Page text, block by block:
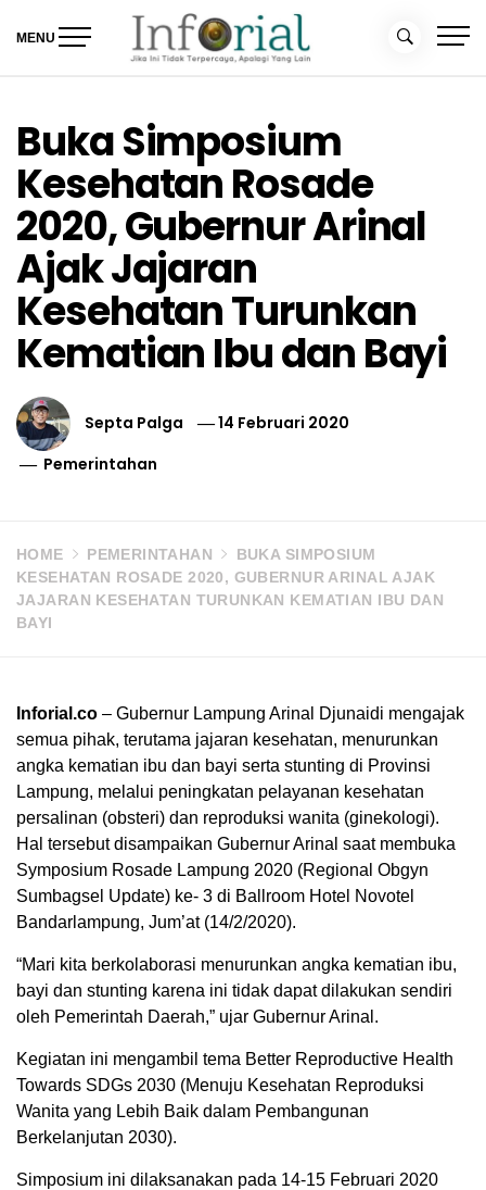
MENU
Buka Simposium
Kesehatan Rosade
2020, Gubernur Arinal
Ajak Jajaran
Kesehatan Turunkan
Kematian Ibu dan Bayi
Septa Palga
14 Februari 2020
Pemerintahan
HOME PEMERINTAHAN
BUKA SIMPOSIUM
KESEHATAN ROSADE 2020, GUBERNUR ARINAL AJAK
JAJARAN KESEHATAN TURUNKAN KEMATIAN IBU DAN
BAYI
Inforial.co – Gubernur Lampung Arinal Djunaidi mengajak
semua pihak, terutama jajaran kesehatan, menurunkan
angka kematian ibu dan bayi serta stunting di Provinsi
Lampung, melalui peningkatan pelayanan kesehatan
persalinan (obsteri) dan reproduksi wanita (ginekologi).
Hal tersebut disampaikan Gubernur Arinal saat membuka
Symposium Rosade Lampung 2020 (Regional Obgyn
Sumbagsel Update) ke- 3 di Ballroom Hotel Novotel
Bandarlampung, Jum’at (14/2/2020).
“Mari kita berkolaborasi menurunkan angka kematian ibu,
bayi dan stunting karena ini tidak dapat dilakukan sendiri
oleh Pemerintah Daerah,” ujar Gubernur Arinal.
Kegiatan ini mengambil tema Better Reproductive Health
Towards SDGs 2030 (Menuju Kesehatan Reproduksi
Wanita yang Lebih Baik dalam Pembangunan
Berkelanjutan 2030).
Simposium ini dilaksanakan pada 14-15 Februari 2020